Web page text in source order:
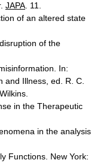
JAPA . 11.
of an altered state
of the
In:
and Illness, ed. R. C.
in the Therapeutic
in the analysis
Functions. New York: